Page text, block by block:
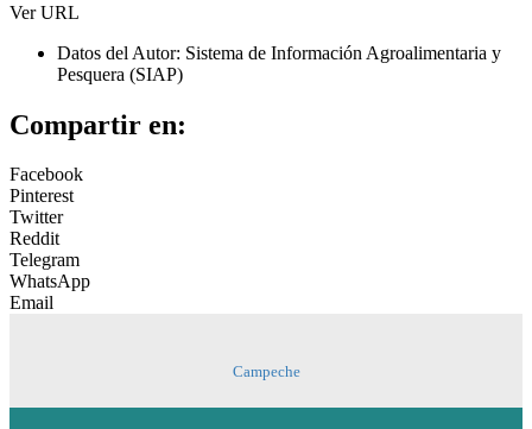
Ver URL
Datos del Autor: Sistema de Información Agroalimentaria y
Pesquera (SIAP)
Compartir en:
Facebook
Pinterest
Twitter
Reddit
Telegram
WhatsApp
Email
Campeche